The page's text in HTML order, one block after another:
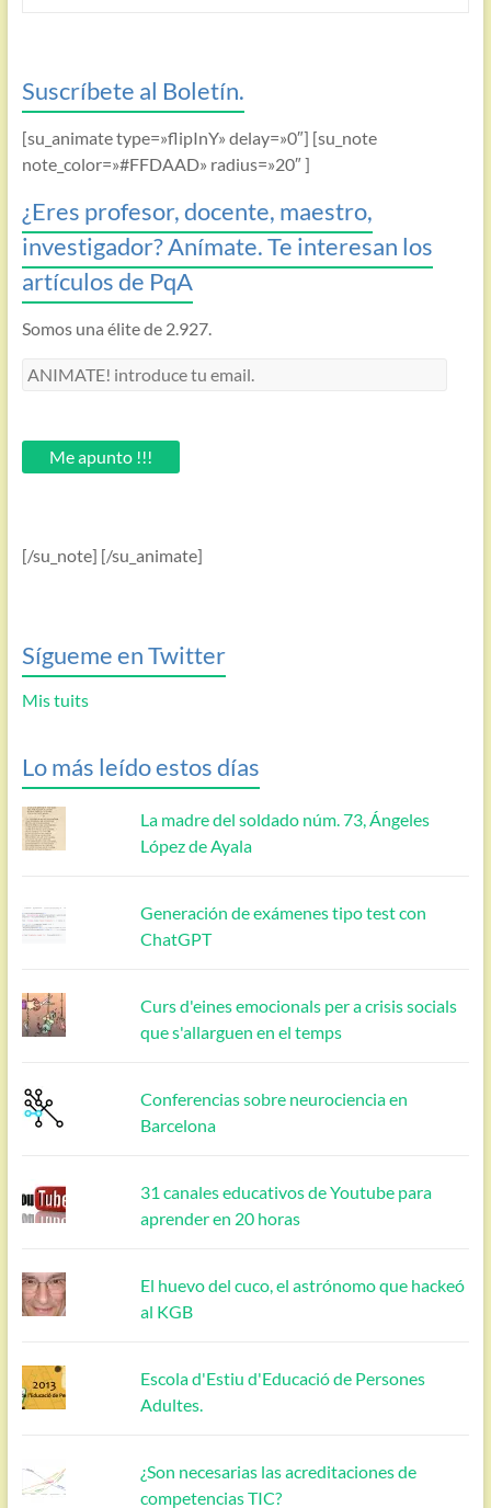
Suscríbete al Boletín.
[su_animate type=»flipInY» delay=»0″] [su_note
note_color=»#FFDAAD» radius=»20″ ]
¿Eres profesor, docente, maestro,
investigador? Anímate. Te interesan los
artículos de PqA
Somos una élite de 2.927.
ANIMATE!
email.Me apunto !!!
[/su_note] [/su_animate]
Sígueme en Twitter
Mis tuits
Lo más leído estos días
La madre del soldado núm. 73, Ángeles
López de Ayala
Generación de exámenes tipo test con
ChatGPT
Curs d'eines emocionals per a crisis socials
que s'allarguen en el temps
Conferencias sobre neurociencia en
Barcelona
31 canales educativos de Youtube para
aprender en 20 horas
El huevo del cuco, el astrónomo que hackeó
al KGB
Escola d'Estiu d'Educació de Persones
Adultes.
¿Son necesarias las acreditaciones de
competencias TIC?